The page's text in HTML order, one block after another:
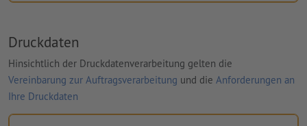
Druckdaten
Hinsichtlich der Druckdatenverarbeitung gelten die
Vereinbarung zur Auftragsverarbeitung und die Anforderungen an
Ihre Druckdaten